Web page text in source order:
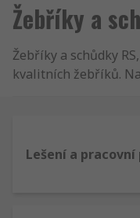
Žebříky a
Žebříky a schůdky
kvalitních žebříků.
Lešení a pracovní